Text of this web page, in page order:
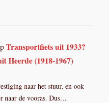
Transportfiets uit 1933?
Heerde (1918-1967)
naar het stuur, en ook
naar de vooras. Dus…